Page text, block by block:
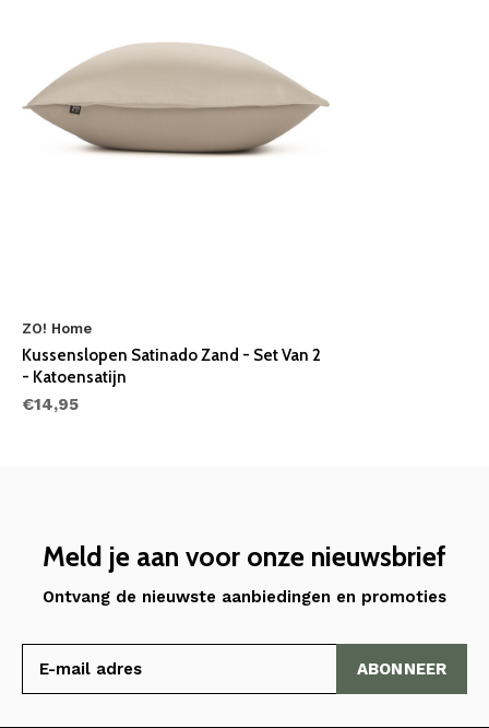
ZO! Home
Kussenslopen Satinado Zand - Set Van 2
- Katoensatijn
€14,95
Meld je aan voor onze nieuwsbrief
Ontvang de nieuwste aanbiedingen en promoties
ABONNEER